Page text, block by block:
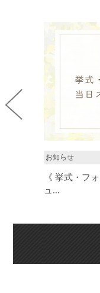
お知らせ
フォトウェ